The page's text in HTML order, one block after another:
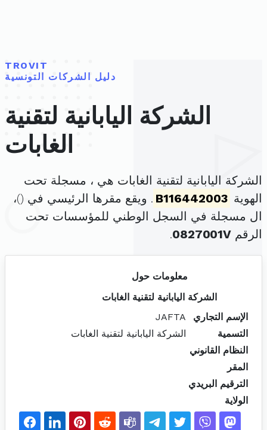
TROVIT
دليل الشركات التونسية
الشركة اليابانية لتقنية
الغابات
الشركة اليابانية لتقنية الغابات هي ، مسجلة تحت
الهوية B116442003 . ويقع مقرها الرئيسي في ()،
ال مسجلة في السجل الوطني للمؤسسات تحت
الرقم 0827001V
.
معلومات حول
الشركة اليابانية لتقنية الغابات
الإسم التجاري
JAFTA
التسمية
الشركة اليابانية لتقنية الغابات
النظام القانوني
المقر
الترقيم البريدي
الولاية